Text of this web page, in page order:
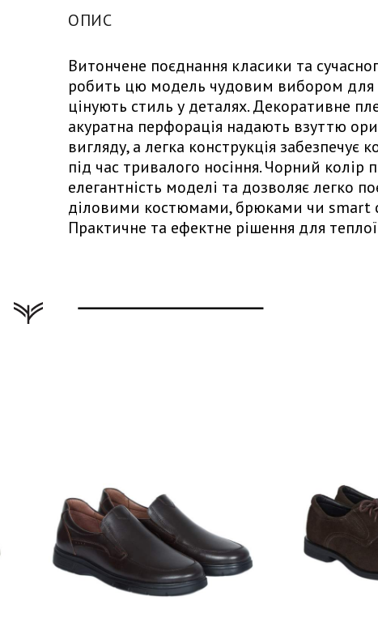
ОПИС
Витончене поєднання класики та
робить цю модель чудовим вибором для
цінують стиль у деталях. Декоративне
акуратна перфорація надають взуттю
вигляду, а легка конструкція забезпечує
під час тривалого носіння. Чорний колір
елегантність моделі та дозволяє легко
діловими костюмами, брюками чи smart
Практичне та ефектне рішення для